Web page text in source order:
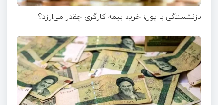
بازنشستگی با پول؛ خرید بیمه کارگری چقدر می‌ارزد؟